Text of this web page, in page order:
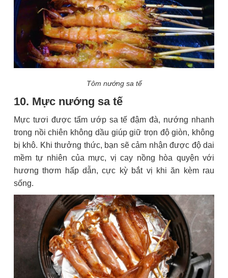
Tôm nướng sa tế
10. Mực nướng sa tế
Mực tươi được tẩm ướp sa tế đậm đà, nướng nhanh
trong nồi chiên không dầu giúp giữ trọn độ giòn, không
bị khô. Khi thưởng thức, bạn sẽ cảm nhận được độ dai
mềm tự nhiên của mực, vị cay nồng hòa quyện với
hương thơm hấp dẫn, cực kỳ bắt vị khi ăn kèm rau
sống.